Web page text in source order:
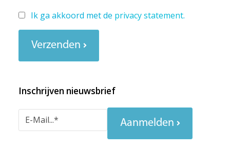
Ik ga akkoord met de privacy statement.
Verzenden
Inschrijven nieuwsbrief
Aanmelden